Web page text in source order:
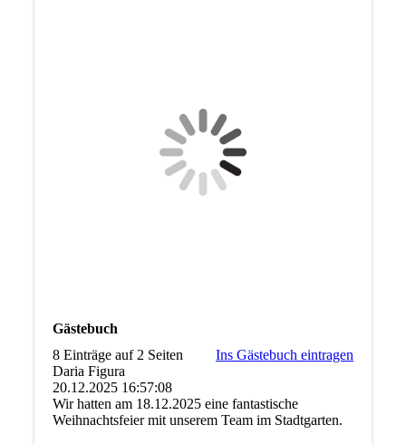
Gästebuch
8 Einträge auf 2 Seiten
Ins Gästebuch eintragen
Daria Figura
20.12.2025 16:57:08
Wir hatten am 18.12.2025 eine fantastische
Weihnachtsfeier mit unserem Team im Stadtgarten.